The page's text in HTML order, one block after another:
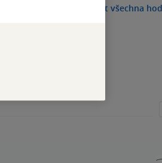
Zobrazit všechna